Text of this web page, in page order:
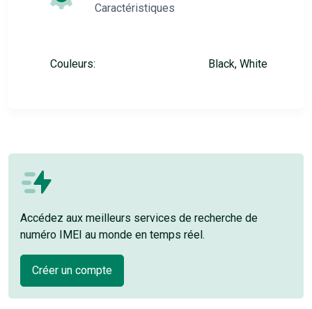
Caractéristiques
Couleurs: Black, White
Accédez aux meilleurs services de recherche de
numéro IMEI au monde en temps réel.
Créer un compte